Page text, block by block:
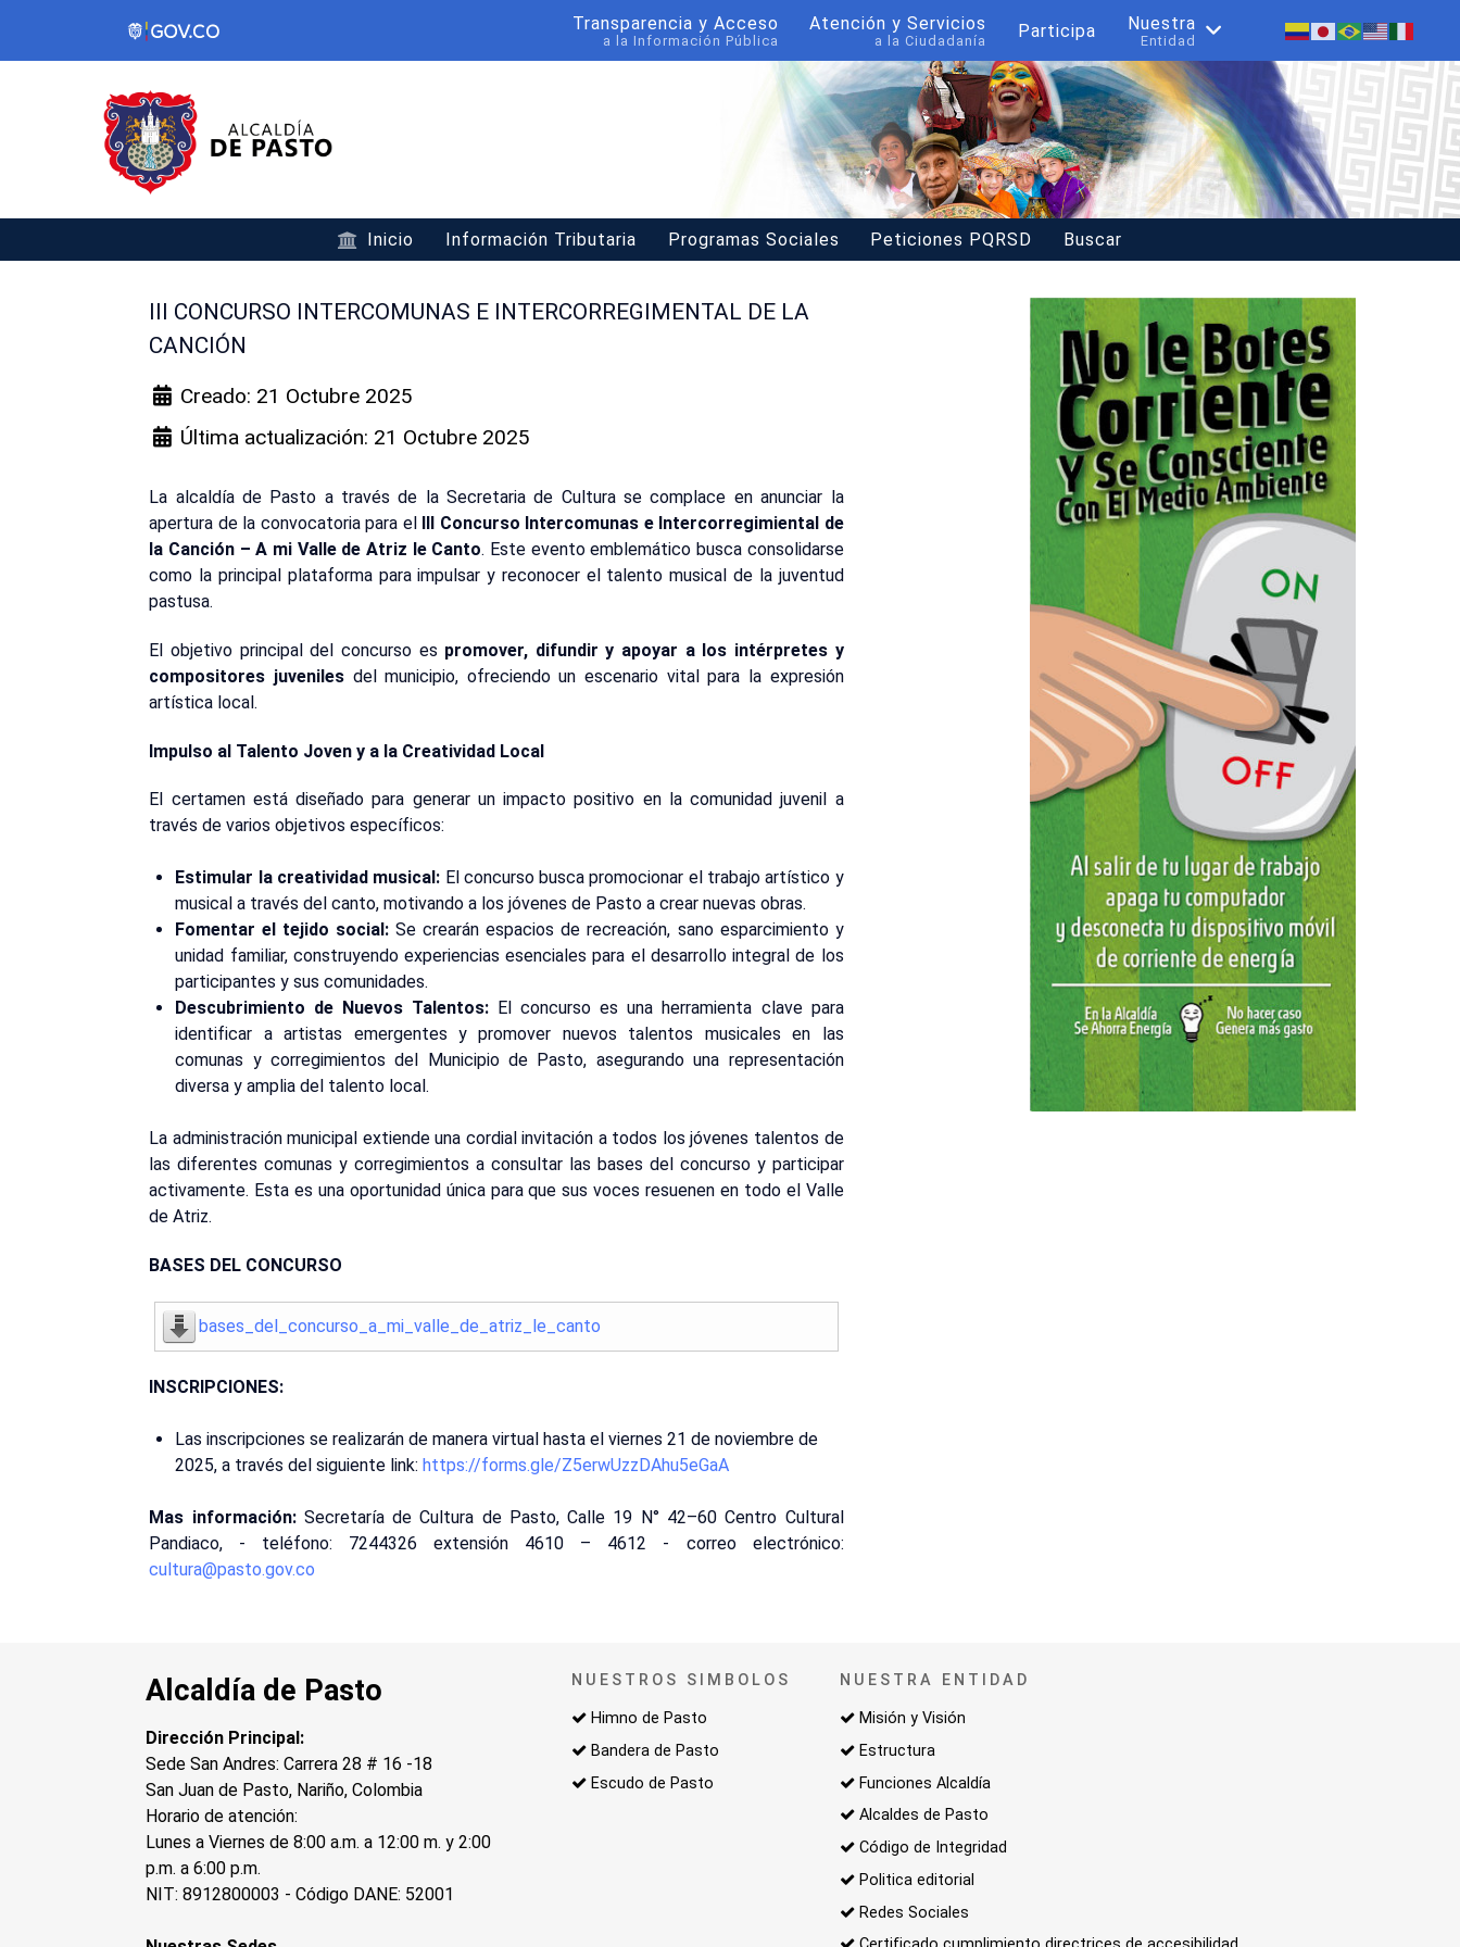
Transparencia y Acceso
a la Información Pública
Atención y Servicios
a la Ciudadanía Participa Nuestra
Entidad
Inicio Información Tributaria Programas Sociales Peticiones PQRSD Buscar
III CONCURSO INTERCOMUNAS E INTERCORREGIMENTAL DE LA
CANCIÓN
Creado: 21 Octubre 2025
Última actualización: 21 Octubre 2025
La alcaldía de Pasto a través de la Secretaria de Cultura se complace en anunciar la
apertura de la convocatoria para el III Concurso Intercomunas e Intercorregimiental de
la Canción – A mi Valle de Atriz le Canto. Este evento emblemático busca consolidarse
como la principal plataforma para impulsar y reconocer el talento musical de la juventud
pastusa.
El objetivo principal del concurso es promover, difundir y apoyar a los intérpretes y
compositores juveniles del municipio, ofreciendo un escenario vital para la expresión
artística local.
Impulso al Talento Joven y a la Creatividad Local
El certamen está diseñado para generar un impacto positivo en la comunidad juvenil a
través de varios objetivos específicos:
Estimular la creatividad musical: El concurso busca promocionar el trabajo artístico y
musical a través del canto, motivando a los jóvenes de Pasto a crear nuevas obras.
Fomentar el tejido social: Se crearán espacios de recreación, sano esparcimiento y
unidad familiar, construyendo experiencias esenciales para el desarrollo integral de los
participantes y sus comunidades.
Descubrimiento de Nuevos Talentos: El concurso es una herramienta clave para
identificar a artistas emergentes y promover nuevos talentos musicales en las
comunas y corregimientos del Municipio de Pasto, asegurando una representación
diversa y amplia del talento local.
La administración municipal extiende una cordial invitación a todos los jóvenes talentos de
las diferentes comunas y corregimientos a consultar las bases del concurso y participar
activamente. Esta es una oportunidad única para que sus voces resuenen en todo el Valle
de Atriz.
BASES DEL CONCURSO
bases_del_concurso_a_mi_valle_de_atriz_le_canto
INSCRIPCIONES:
Las inscripciones se realizarán de manera virtual hasta el viernes 21 de noviembre de
2025, a través del siguiente link:https://forms.gle/Z5erwUzzDAhu5eGaA
Mas información: Secretaría de Cultura de Pasto, Calle 19 N° 42–60 Centro Cultural
Pandiaco, - teléfono: 7244326 extensión 4610 – 4612 - correo electrónico:
cultura@pasto.gov.co
Alcaldía de Pasto
Dirección Principal:
Sede San Andres: Carrera 28 # 16 -18
San Juan de Pasto, Nariño, Colombia
Horario de atención:
Lunes a Viernes de 8:00 a.m. a 12:00 m. y 2:00
p.m. a 6:00 p.m.
NIT: 8912800003 - Código DANE: 52001
NUESTROS SIMBOLOS
Himno de Pasto
Bandera de Pasto
Escudo de Pasto
NUESTRA ENTIDAD
Misión y Visión
Estructura
Funciones Alcaldía
Alcaldes de Pasto
Código de Integridad
Politica editorial
Redes Sociales